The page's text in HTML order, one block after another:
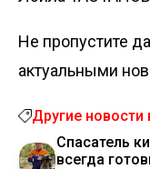
Не пропустите
актуальными
Другие новости
Спасатель
всегда